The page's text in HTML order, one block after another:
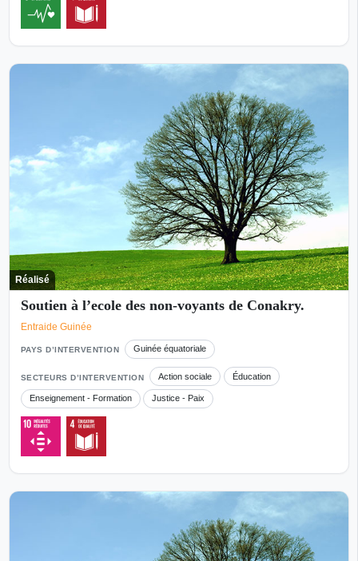
Réalisé
Soutien à l’ecole des non-voyants de Conakry.
Entraide Guinée
PAYS D’INTERVENTION Guinée équatoriale
SECTEURS D’INTERVENTION Action sociale Éducation
Enseignement - Formation Justice - Paix